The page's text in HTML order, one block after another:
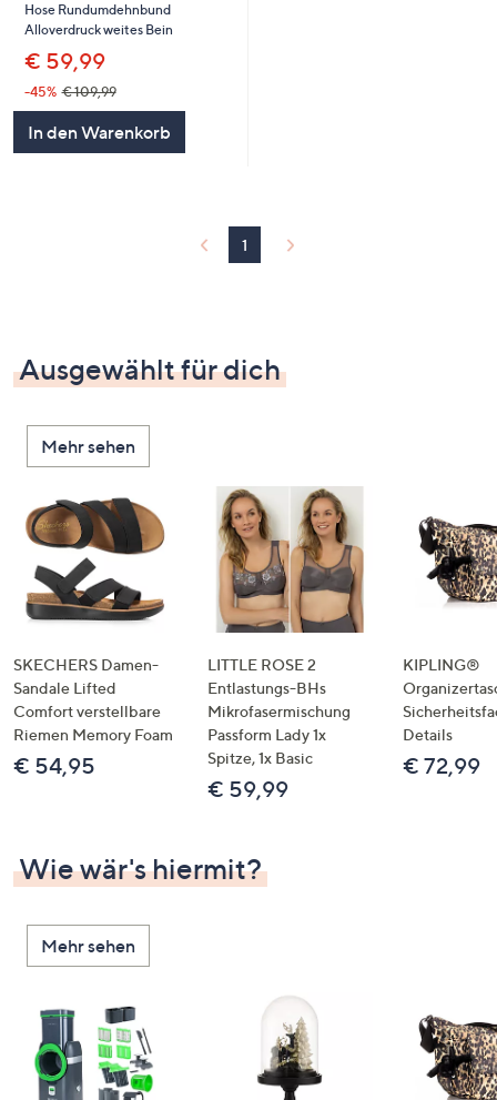
Hose Rundumdehnbund
Alloverdruck weites Bein
€ 59,99
-45% € 109,99
In den Warenkorb
1
Ausgewählt für dich
Mehr sehen
SKECHERS Damen-
Sandale Lifted
Comfort verstellbare
Riemen Memory Foam
€ 54,95
LITTLE ROSE 2
Entlastungs-BHs
Mikrofasermischung
Passform Lady 1x
Spitze, 1x Basic
€ 59,99
KIPLING®
Details
€ 72,99
Wie wär's hiermit?
Mehr sehen